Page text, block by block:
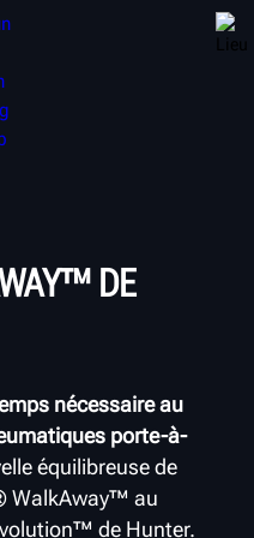
DE
nécessaire au
porte-à-
équilibreuse de
WalkAway™ au
de Hunter.